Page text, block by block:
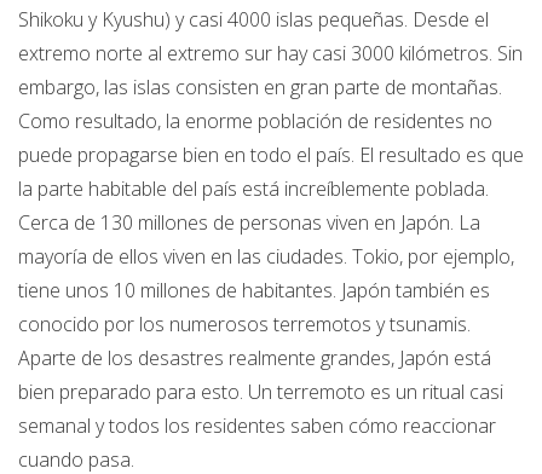
Shikoku y Kyushu) y casi 4000 islas pequeñas. Desde el
extremo norte al extremo sur hay casi 3000 kilómetros. Sin
embargo, las islas consisten en gran parte de montañas.
Como resultado, la enorme población de residentes no
puede propagarse bien en todo el país. El resultado es que
la parte habitable del país está increíblemente poblada.
Cerca de 130 millones de personas viven en Japón. La
mayoría de ellos viven en las ciudades. Tokio, por ejemplo,
tiene unos 10 millones de habitantes. Japón también es
conocido por los numerosos terremotos y tsunamis.
Aparte de los desastres realmente grandes, Japón está
bien preparado para esto. Un terremoto es un ritual casi
semanal y todos los residentes saben cómo reaccionar
cuando pasa.